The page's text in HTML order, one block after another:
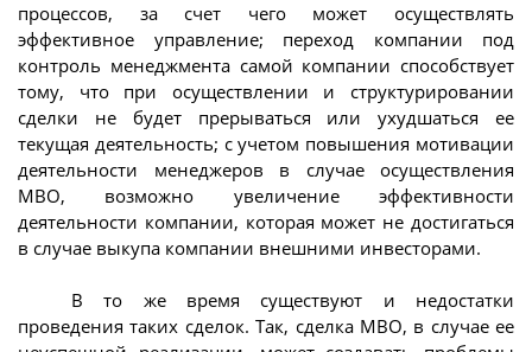
процессов, за счет чего может осуществлять
эффективное управление; переход компании под
контроль менеджмента самой компании способствует
тому, что при осуществлении и структурировании
сделки не будет прерываться или ухудшаться ее
текущая деятельность; с учетом повышения мотивации
деятельности менеджеров в случае осуществления
МВО, возможно увеличение эффективности
деятельности компании, которая может не достигаться
в случае выкупа компании внешними инвесторами.
В то же время существуют и недостатки
проведения таких сделок. Так, сделка МВО, в случае ее